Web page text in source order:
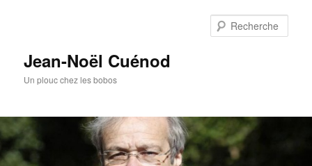
Jean-Noël Cuénod
Un plouc chez les bobos